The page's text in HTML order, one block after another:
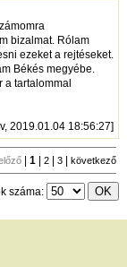
bizalmat. Rólam
ezeket a rejtéseket.
Békés megyébe.
a tartalommal
2019.01.04 18:56:27]
|1 2 3 |következő
száma: